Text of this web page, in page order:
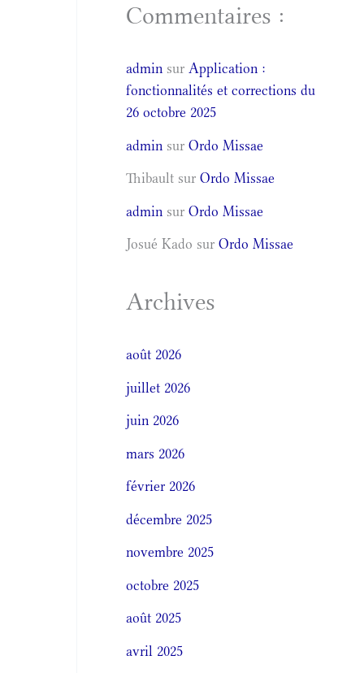
Commentaires :
admin surApplication :
fonctionnalités et corrections du
26 octobre 2025
admin surOrdo Missae
Thibault surOrdo Missae
admin surOrdo Missae
Josué Kado surOrdo Missae
Archives
août 2026
juillet 2026
juin 2026
mars 2026
février 2026
décembre 2025
novembre 2025
octobre 2025
août 2025
avril 2025